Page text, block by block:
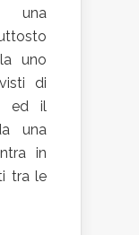
una
uno
di
ed il
una
in
tra le